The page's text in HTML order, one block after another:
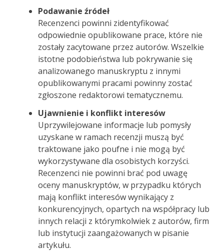
Podawanie źródeł
Recenzenci powinni zidentyfikować
odpowiednie opublikowane prace, które nie
zostały zacytowane przez autorów. Wszelkie
istotne podobieństwa lub pokrywanie się
analizowanego manuskryptu z innymi
opublikowanymi pracami powinny zostać
zgłoszone redaktorowi tematycznemu.
Ujawnienie i konflikt interesów
Uprzywilejowane informacje lub pomysły
uzyskane w ramach recenzji muszą być
traktowane jako poufne i nie mogą być
wykorzystywane dla osobistych korzyści.
Recenzenci nie powinni brać pod uwagę
oceny manuskryptów, w przypadku których
mają konflikt interesów wynikający z
konkurencyjnych, opartych na współpracy lub
innych relacji z którymkolwiek z autorów, firm
lub instytucji zaangażowanych w pisanie
artykułu.